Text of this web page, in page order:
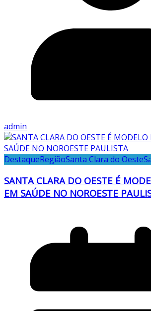
admin
DestaqueRegiãoSanta Clara do Oeste
SANTA CLARA DO OESTE É
EM SAÚDE NO NOROESTE